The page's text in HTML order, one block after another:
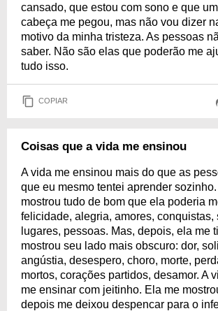
cansado, que estou com sono e que
cabeça me pegou, mas não vou dizer
motivo da minha tristeza. As pessoas
saber. Não são elas que poderão me
tudo isso.
COPIAR
Coisas que a vida me ensinou
A vida me ensinou mais do que as
que eu mesmo tentei aprender
mostrou tudo de bom que ela poderia
felicidade, alegria, amores, conquistas,
lugares, pessoas. Mas, depois, ela me
mostrou seu lado mais obscuro: dor,
angústia, desespero, choro, morte,
mortos, corações partidos, desamor. A
me ensinar com jeitinho. Ela me
depois me deixou despencar para o